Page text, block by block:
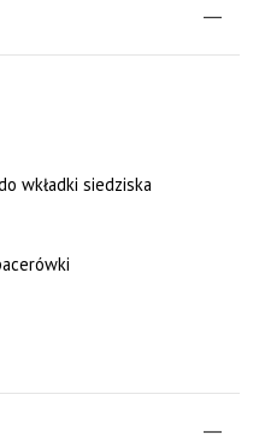
wkładki siedziska